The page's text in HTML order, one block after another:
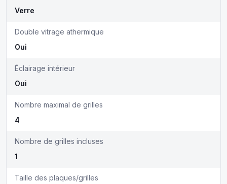
Verre
Double vitrage athermique
Oui
Éclairage intérieur
Oui
Nombre maximal de grilles
4
Nombre de grilles incluses
1
Taille des plaques/grilles